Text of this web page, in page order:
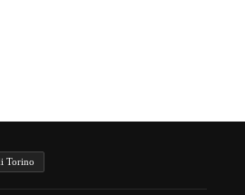
Torino